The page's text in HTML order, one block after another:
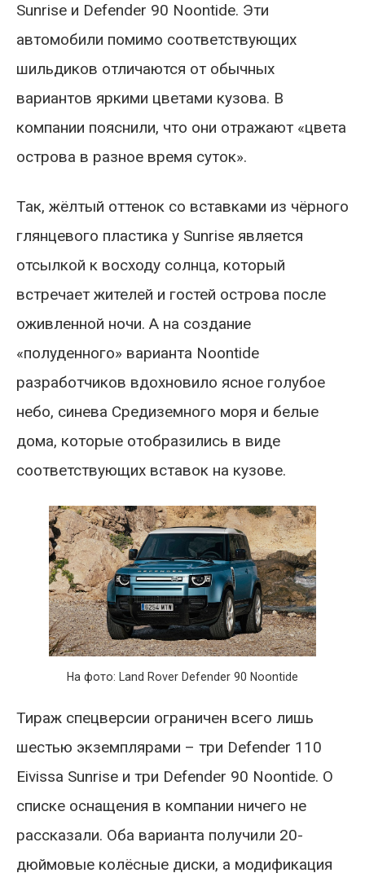
Sunrise и Defender 90 Noontide. Эти
автомобили помимо соответствующих
шильдиков отличаются от обычных
вариантов яркими цветами кузова. В
компании пояснили, что они отражают «цвета
острова в разное время суток».
Так, жёлтый оттенок со вставками из чёрного
глянцевого пластика у Sunrise является
отсылкой к восходу солнца, который
встречает жителей и гостей острова после
оживленной ночи. А на создание
«полуденного» варианта Noontide
разработчиков вдохновило ясное голубое
небо, синева Средиземного моря и белые
дома, которые отобразились в виде
соответствующих вставок на кузове.
На фото: Land Rover Defender 90 Noontide
Тираж спецверсии ограничен всего лишь
шестью экземплярами – три Defender 110
Eivissa Sunrise и три Defender 90 Noontide. О
списке оснащения в компании ничего не
рассказали. Оба варианта получили 20-
дюймовые колёсные диски, а модификация